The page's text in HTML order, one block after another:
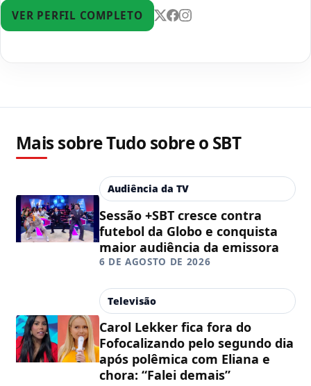
VER PERFIL COMPLETO
Mais sobre Tudo sobre o SBT
Audiência da TV
Sessão +SBT cresce contra
futebol da Globo e conquista
maior audiência da emissora
6 DE AGOSTO DE 2026
Televisão
Carol Lekker fica fora do
Fofocalizando pelo segundo dia
após polêmica com Eliana e
chora: “Falei demais”